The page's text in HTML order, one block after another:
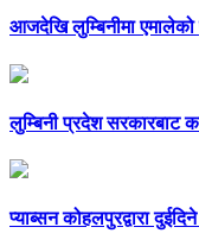
आजदेखि लुम्बिनीमा
लुम्बिनी प्रदेश सरकारबाट
प्याब्सन कोहलपुरद्वारा